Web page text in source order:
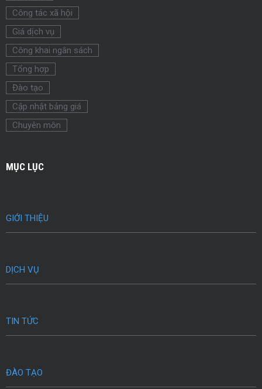
Công tác xã hội
Giá dịch vụ
Công khai ngân sách
Tổng hợp
Đào tạo
Cập nhật bảng giá
Chuyên môn
MỤC LỤC
GIỚI THIỆU
DỊCH VỤ
TIN TỨC
ĐÀO TẠO